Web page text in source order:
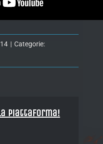
| Categorie:
piattaforma!